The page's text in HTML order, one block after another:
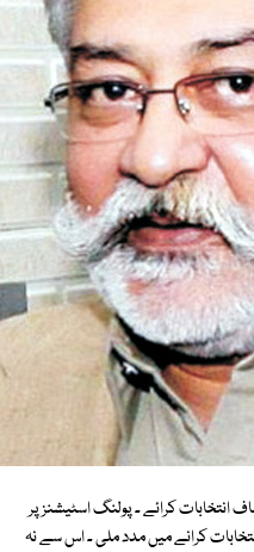
انتخابات کرائے ۔ پولنگ اسٹیشنز پر
کرانے میں مدد ملی ۔ اس سے نہ